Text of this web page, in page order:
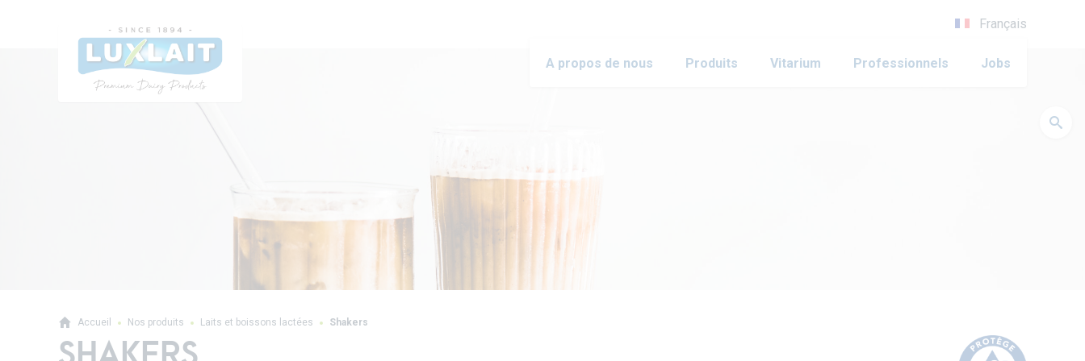
Français
A propos de nous Produits Vitarium Professionnels Jobs
Accueil Nos produits Laits et boissons lactées Shakers